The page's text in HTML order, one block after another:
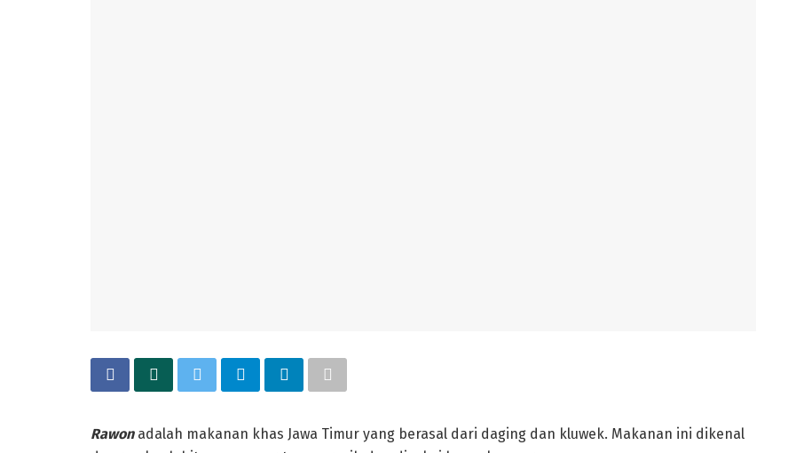
Rawonadalah makanan khas Jawa Timur yang berasal dari daging dan kluwek. Makanan ini dikenal